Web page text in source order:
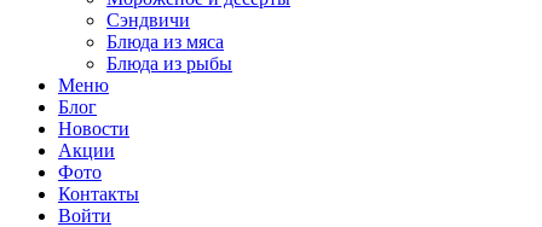
Сэндвичи
Блюда из мяса
Блюда из рыбы
Меню
Блог
Новости
Акции
Фото
Контакты
Войти